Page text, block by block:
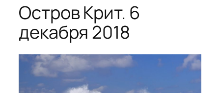
Остров Крит. 6
декабря 2018